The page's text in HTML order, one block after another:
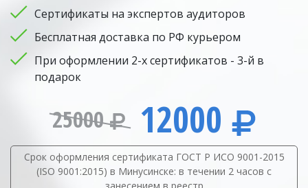
Сертификаты на экспертов аудиторов
Бесплатная доставка по РФ курьером
При оформлении 2-х сертификатов - 3-й в
подарок
25000 12000
Срок оформления сертификата ГОСТ Р ИСО 9001-2015
(ISO 9001:2015) в Минусинске: в течении 2 часов с